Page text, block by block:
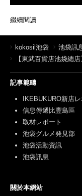
繼續閱讀
kokosil池袋
池袋訊
【東武百貨店池袋總
記事範疇
IKEBUKURO新店
信息傳遞比豐島區
取材レポート
池袋グルメ発見部
池袋活動資訊
池袋訊息
關於本網站